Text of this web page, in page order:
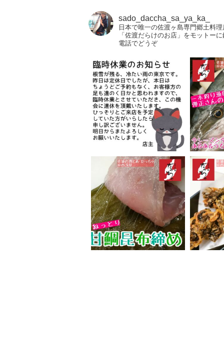
sado_daccha_sa_ya_ka_
日本で唯一の佐渡ヶ島専門郷土料
「佐渡だらけのお店」をモットー
電話でどうぞ